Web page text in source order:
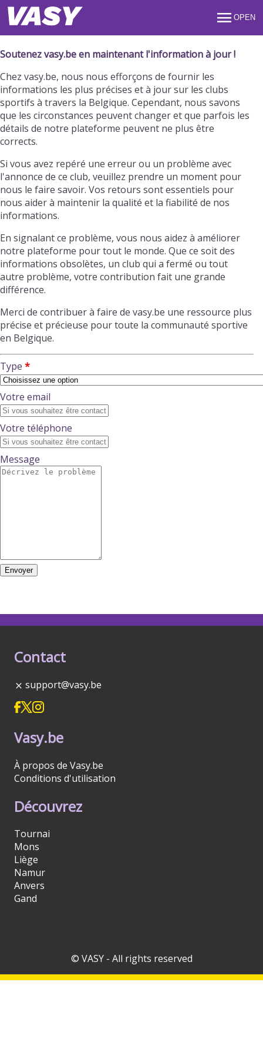
OPEN
Soutenez vasy.be en maintenant l'information à jour !
Chez vasy.be, nous nous efforçons de fournir les
informations les plus précises et à jour sur les clubs
sportifs à travers la Belgique. Cependant, nous savons
que les circonstances peuvent changer et que parfois les
détails de notre plateforme peuvent ne plus être
corrects.
Si vous avez repéré une erreur ou un problème avec
l'annonce de ce club, veuillez prendre un moment pour
nous le faire savoir. Vos retours sont essentiels pour
nous aider à maintenir la qualité et la fiabilité de nos
informations.
En signalant ce problème, vous nous aidez à améliorer
notre plateforme pour tout le monde. Que ce soit des
informations obsolètes, un club qui a fermé ou tout
autre problème, votre contribution fait une grande
différence.
Merci de contribuer à faire de vasy.be une ressource plus
précise et précieuse pour toute la communauté sportive
en Belgique.
Type
Votre email
Votre téléphone
Message
Envoyer
Contact
support@vasy.be
Vasy.be
À propos de Vasy.be
Conditions d'utilisation
Découvrez
Tournai
Mons
Liège
Namur
Anvers
Gand
© VASY - All rights reserved